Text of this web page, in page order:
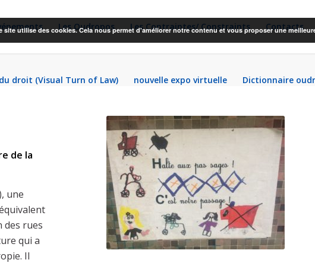
Les Oudropos Les Contraintes/ Constraints Contacts
droit (Visual Turn of Law) nouvelle expo virtuelle Dictionnaire
de la
une
des rues
qui a
Il
site utilise des cookies. Cela nous permet d'améliorer notre contenu et vous proposer une